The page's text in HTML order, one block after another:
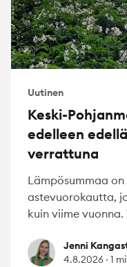
Uutinen
Keski-
edelleen
verrattuna
Lämpösummaa
astevuorokautta,
kuin viime
Jenni Kangastalo
Jenni
4.8.2026 · 1